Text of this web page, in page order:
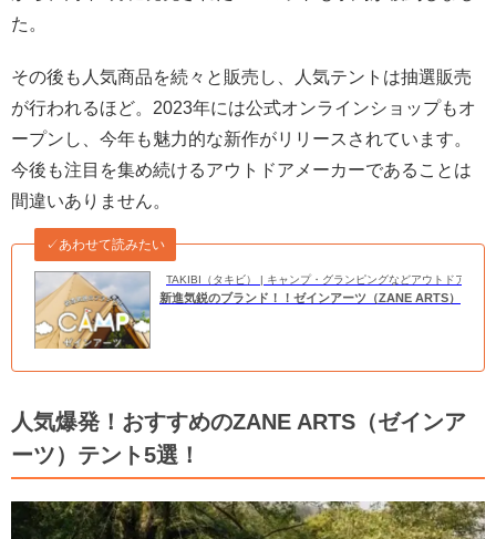
た。
その後も人気商品を続々と販売し、人気テントは抽選販売
が行われるほど。2023年には公式オンラインショップもオ
ープンし、今年も魅力的な新作がリリースされています。
今後も注目を集め続けるアウトドアメーカーであることは
間違いありません。
TAKIBI（タキビ） | キャンプ・グランピングなどアウトドアの総
✓あわせて読みたい
新進気鋭のブランド！！ゼインアーツ（ZANE ARTS）
人気爆発！おすすめのZANE ARTS（ゼインア
ーツ）テント5選！